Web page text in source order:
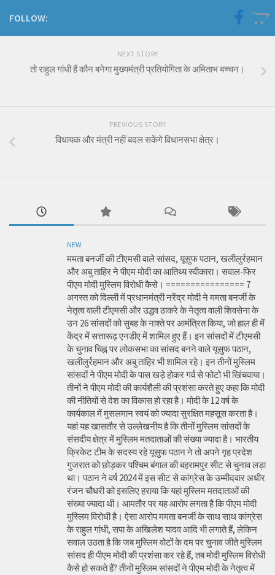
FOLLOW:
NEXT STORY
तो राहुल गांधी हैं कौन बनेगा मुख्यमंत्री प्रतियोगिता के अमिताभ बच्चन।
PREVIOUS STORY
विधायक और मंत्री नहीं बदल सकेंगे विधानसभा क्षेत्र।
NEW
ममता बनर्जी की टीएमसी वाले सांसद, यूसुफ पठान, खलीलुर्रहमान
और अबु ताहिर ने पीएम मोदी का आतिथ्य स्वीकारा। सवाल-फिर
पीएम मोदी मुस्लिम विरोधी कैसे। ================ 7
अगस्त को दिल्ली में प्रधानमंत्री नरेंद्र मोदी ने ममता बनर्जी के
नेतृत्व वाली टीएमसी और उद्धव ठाकरे के नेतृत्व वाली शिवसेना के
उन 26 सांसदों को सुबह के नाश्ते पर आमंत्रित किया, जो हाल ही में
केंद्र में सत्तारूढ़ एनडीए में शामिल हुए हैं। इन सांसदों में टीएमसी
के चुनाव चिह्न पर लोकसभा का सांसद बनने वाले यूसुफ पठान,
खलीलुर्रहमान और अबु ताहिर भी शामिल रहे। इन तीनों मुस्लिम
सांसदों ने पीएम मोदी के पास खड़े होकर गर्व से फोटो भी खिंचवाया।
तीनों ने पीएम मोदी की कार्यशैली की प्रशंसा करते हुए कहा कि मोदी
की नीतियों से देश का विकास हो रहा है। मोदी के 12 वर्ष के
कार्यकाल में मुसलमान स्वयं को ज्यादा सुरक्षित महसूस करता है।
यहां यह खासतौर से उल्लेखनीय है कि तीनों मुस्लिम सांसदों के
संसदीय क्षेत्र में मुस्लिम मतदाताओं की संख्या ज्यादा है। भारतीय
क्रिकेट टीम के सदस्य रहे यूसुफ पठान ने तो अपने गृह प्रदेश
गुजरात को छोड़कर पश्चिम बंगाल की बहरामपुर सीट से चुनाव लड़ा
था। पठान ने वर्ष 2024 में इस सीट से कांग्रेस के उम्मीदवार अधीर
रंजन चौधरी को इसलिए हराया कि यहां मुस्लिम मतदाताओं की
संख्या ज्यादा थी। आमतौर पर यह आरोप लगता है कि पीएम मोदी
मुस्लिम विरोधी है। ऐसा आरोप ममता बनर्जी के साथ साथ कांग्रेस
के राहुल गांधी, सपा के अखिलेश यादव आदि भी लगाते हैं, लेकिन
सवाल उठता है कि जब मुस्लिम वोटों के दम पर चुनाव जीते मुस्लिम
सांसद ही पीएम मोदी की प्रशंसा कर रहे हैं, तब मोदी मुस्लिम विरोधी
कैसे हो सकते हैं? तीनों मुस्लिम सांसदों ने पीएम मोदी के नेतृत्व में